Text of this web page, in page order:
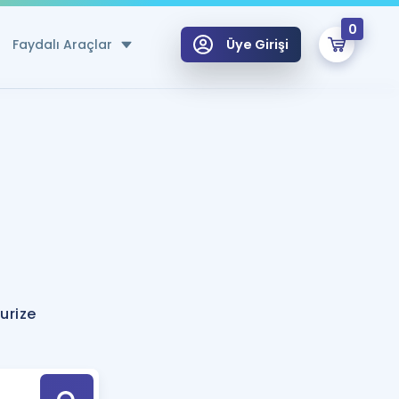
Faydalı Araçlar
Hesaplama Aracı
için Öneriler
Tek Takvimde
Üye Girişi
0
Hoca ile seni sınava hazırlayacak onlarca eğitim seni bekliyor!